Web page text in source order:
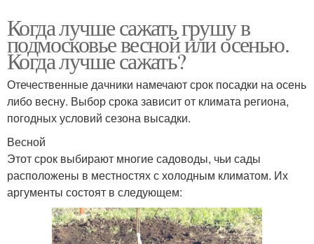
Когда лучше сажать грушу в
подмосковье весной или осенью.
Когда лучше сажать?
Отечественные дачники намечают срок посадки на осень
либо весну. Выбор срока зависит от климата региона,
погодных условий сезона высадки.
Весной
Этот срок выбирают многие садоводы, чьи сады
расположены в местностях с холодным климатом. Их
аргументы состоят в следующем: